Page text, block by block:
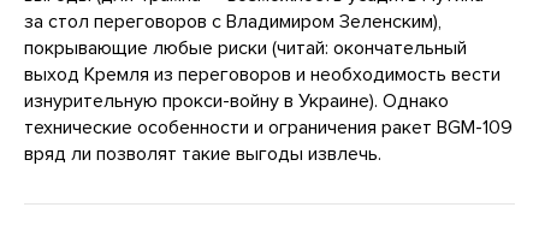
за стол переговоров с Владимиром Зеленским),
покрывающие любые риски (читай: окончательный
выход Кремля из переговоров и необходимость вести
изнурительную прокси-войну в Украине). Однако
технические особенности и ограничения ракет BGM-109
вряд ли позволят такие выгоды извлечь.